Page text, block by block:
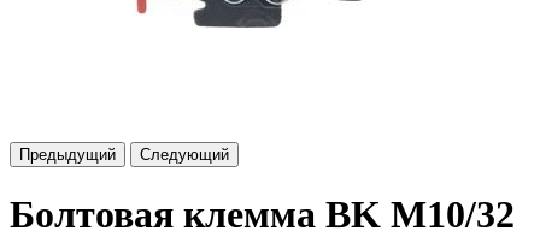
Предыдущий Следующий
Болтовая клемма BK M10/32